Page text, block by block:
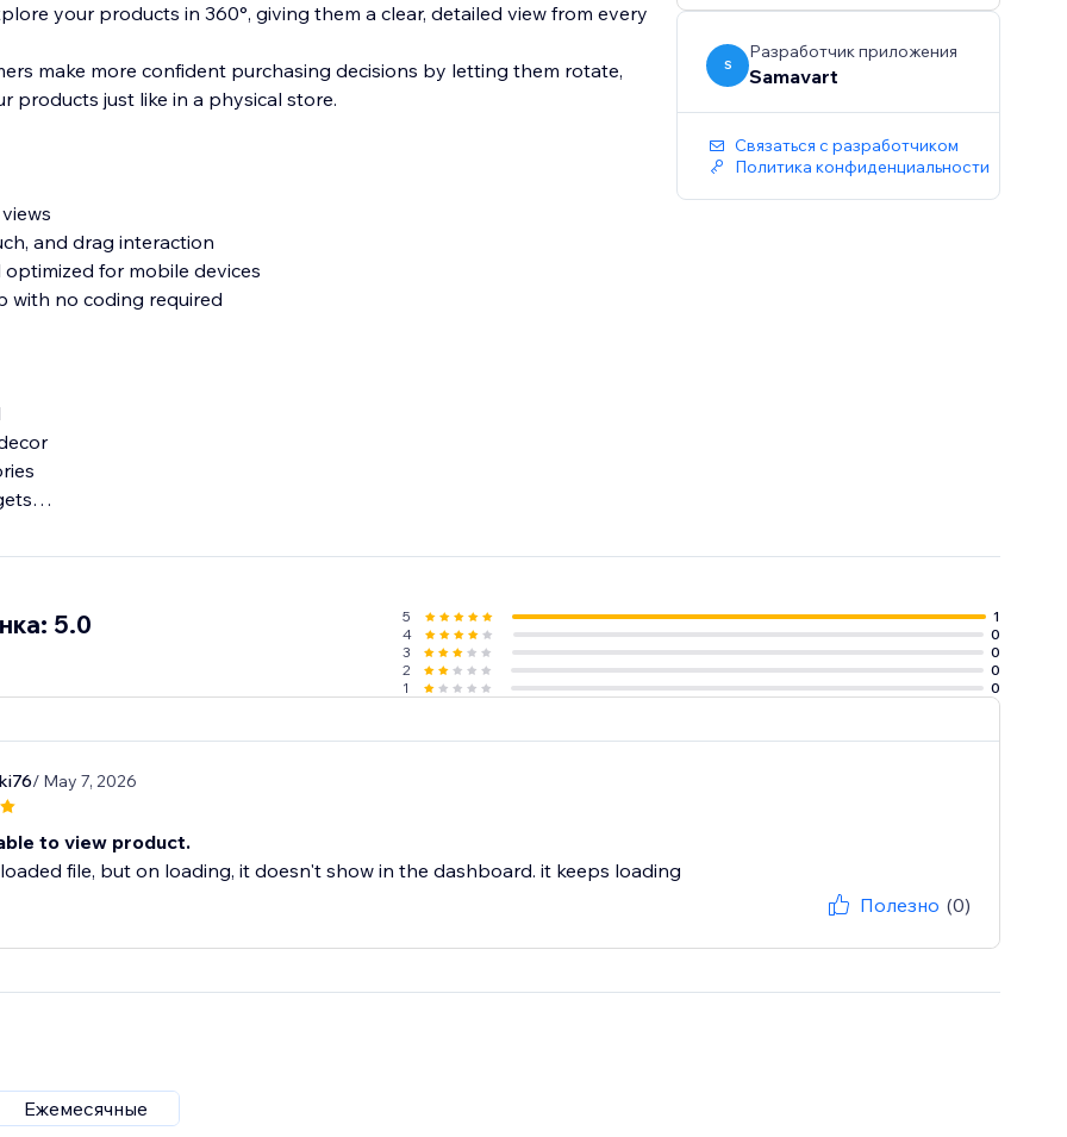
your products in 360°, giving them a clear, detailed view from every
make more confident purchasing decisions by letting them rotate,
products just like in a physical store.
and drag interaction
for mobile devices
with no coding required
assist with setup or any questions you may have.
and elevate the way customers experience your products.
S
Разработчик приложения
Samavart
Связаться с разработчиком
Политика конфиденциальности
5.0 5
1
4
0
3
0
2
0
1
0
/ May 7, 2026
to view product.
file, but on loading, it doesn't show in the dashboard. it keeps loading
Полезно (0)
Ежемесячные